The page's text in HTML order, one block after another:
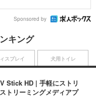
Sponsored by
キング
Stick HD | 手軽にストリ
トリーミングメディアプ
スプレイ 犬用トイレ